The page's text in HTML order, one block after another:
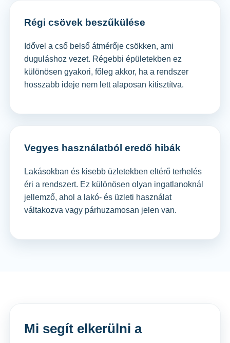
Régi csövek beszűkülése
Idővel a cső belső átmérője csökken, ami
duguláshoz vezet. Régebbi épületekben ez
különösen gyakori, főleg akkor, ha a rendszer
hosszabb ideje nem lett alaposan kitisztítva.
Vegyes használatból eredő hibák
Lakásokban és kisebb üzletekben eltérő terhelés
éri a rendszert. Ez különösen olyan ingatlanoknál
jellemző, ahol a lakó- és üzleti használat
váltakozva vagy párhuzamosan jelen van.
Mi segít elkerülni a